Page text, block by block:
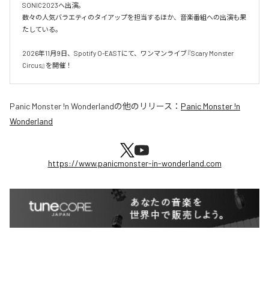
SONIC2023へ出演。
数々の人気バラエティのタイアップを担当するほか、音楽番組への出演も果
たしている。
2026年11月9日、Spotify O-EASTにて、ワンマンライブ『Scary Monster
Circus』を開催！
Panic Monster !n Wonderlandの他のリリース： Panic Monster !n
Wonderland
https://www.panicmonster-in-wonderland.com